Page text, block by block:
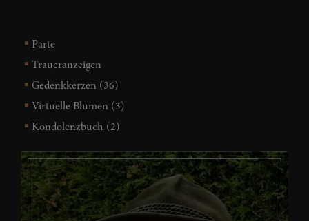
Parte
Traueranzeigen
Gedenkkerzen (36)
Virtuelle Blumen (3)
Kondolenzbuch (2)